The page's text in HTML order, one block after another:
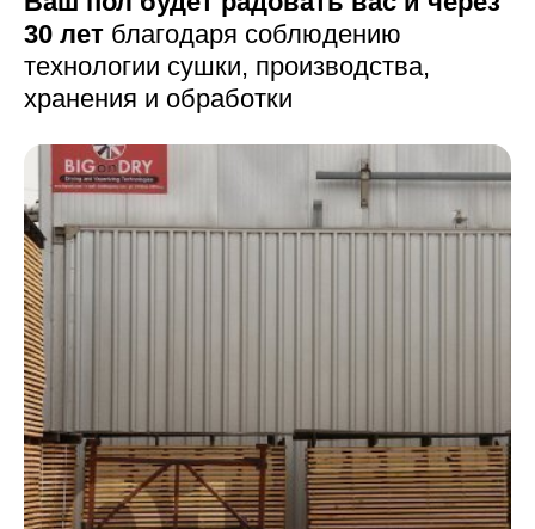
30 лет благодаря соблюдению
технологии сушки, производства,
хранения и обработки